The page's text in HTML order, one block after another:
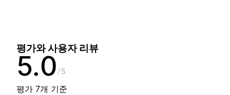
평가와 사용자 리뷰
5.0 5
평가 7개 기준